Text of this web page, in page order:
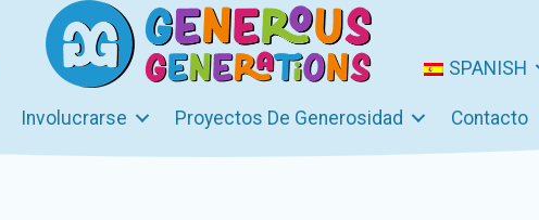
SPANISH
Involucrarse Proyectos De Generosidad Contacto